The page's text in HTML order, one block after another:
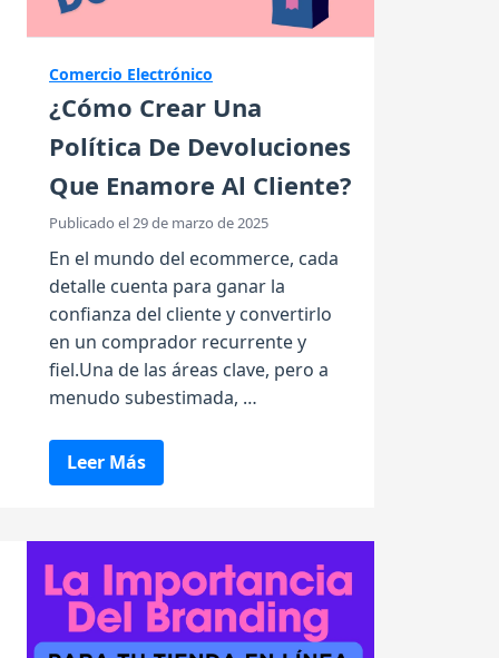
Comercio Electrónico
¿Cómo Crear Una
Política De Devoluciones
Que Enamore Al Cliente?
Publicado el 29 de marzo de 2025
En el mundo del ecommerce, cada
detalle cuenta para ganar la
confianza del cliente y convertirlo
en un comprador recurrente y
fiel.Una de las áreas clave, pero a
menudo subestimada, …
Leer Más